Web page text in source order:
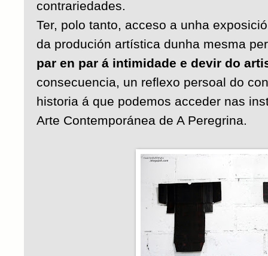
contrariedades.
Ter, polo tanto, acceso a unha
da produción artística dunha mesma
par en par á intimidade e devir do
consecuencia, un reflexo persoal do
historia á que podemos acceder nas
Arte Contemporánea de A Peregrina.